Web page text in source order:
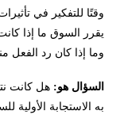
وقتًا للتفكير في
يقرر السوق ما إذا
وما إذا كان رد الفعل
السؤال هو: هل كانت
به الاستجابة الأولية